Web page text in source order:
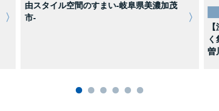
由スタイル空間のすまい-岐阜県美濃加茂
市-
曽